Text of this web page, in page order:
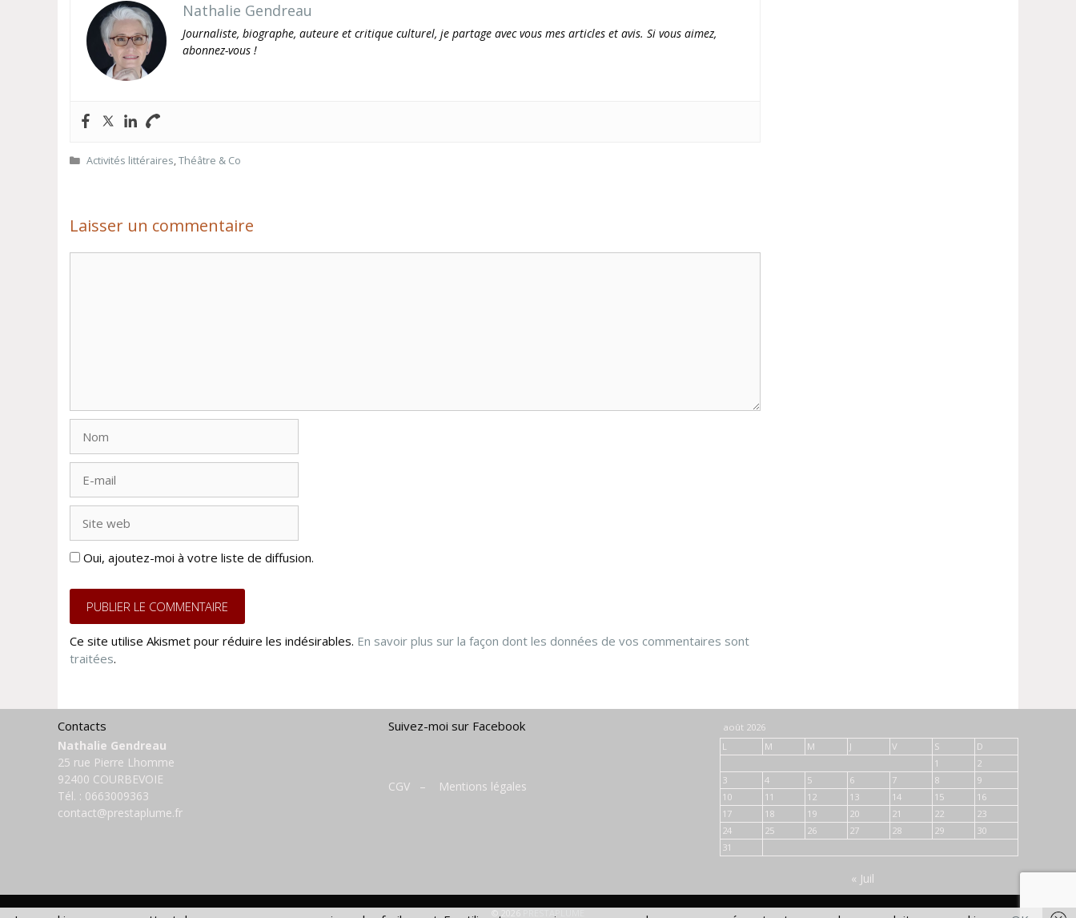
Nathalie Gendreau
Journaliste, biographe, auteure et critique culturel, je partage avec vous mes articles et avis. Si vous aimez,
abonnez-vous !
Catégories
Activités littéraires,Théâtre & Co
Laisser un commentaire
mail
web
Oui, ajoutez-moi à votre liste de diffusion.
Ce site utilise Akismet pour réduire les indésirables. En savoir plus sur la façon dont les données de vos commentaires sont
traitées.
Contacts
Nathalie Gendreau
25 rue Pierre Lhomme
92400 COURBEVOIE
Tél. : 0663009363
contact@prestaplume.fr
Suivez-moi sur Facebook
CGV – Mentions légales
août 2026
L
M M J V S
D
1
2
3
4 5 6 7 8
9
10
11 12 13 14 15
16
17
18 19 20 21 22
23
24
25 26 27 28 29
30
31
« Juil